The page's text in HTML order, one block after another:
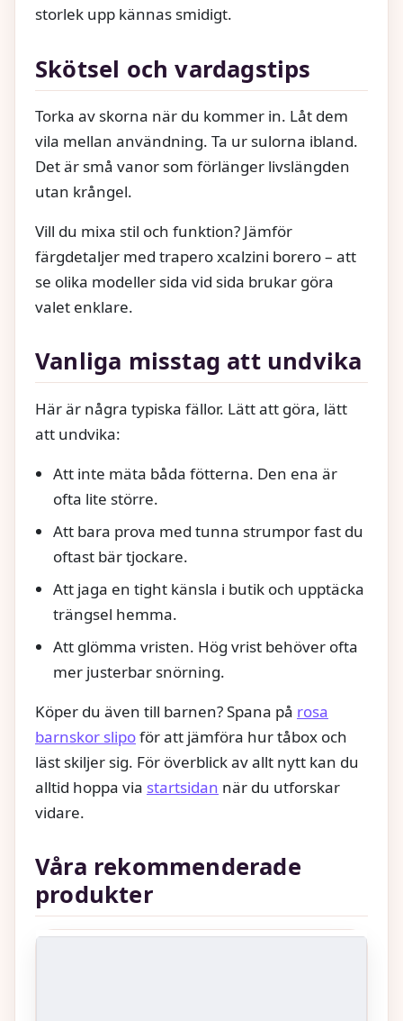
storlek upp kännas smidigt.
Skötsel och vardagstips
Torka av skorna när du kommer in. Låt dem
vila mellan användning. Ta ur sulorna ibland.
Det är små vanor som förlänger livslängden
utan krångel.
Vill du mixa stil och funktion? Jämför
färgdetaljer med trapero xcalzini borero – att
se olika modeller sida vid sida brukar göra
valet enklare.
Vanliga misstag att undvika
Här är några typiska fällor. Lätt att göra, lätt
att undvika:
Att inte mäta båda fötterna. Den ena är
ofta lite större.
Att bara prova med tunna strumpor fast du
oftast bär tjockare.
Att jaga en tight känsla i butik och upptäcka
trängsel hemma.
Att glömma vristen. Hög vrist behöver ofta
mer justerbar snörning.
Köper du även till barnen? Spana på rosa
barnskor slipoför att jämföra hur tåbox och
läst skiljer sig. För överblick av allt nytt kan du
alltid hoppa via startsidan när du utforskar
vidare.
Våra rekommenderade
produkter